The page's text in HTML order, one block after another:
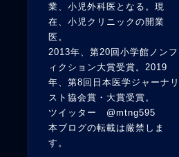
業、小児外科医となる。現
在、小児クリニックの開業
医。
2013年、第20回小学館ノンフ
ィクション大賞受賞。2019
年、第8回日本医学ジャーナリ
スト協会賞・大賞受賞。
ツイッター @mtng595
本ブログの転載は厳禁しま
す。